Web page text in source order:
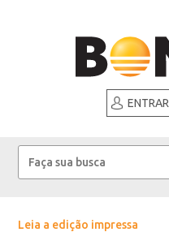
ENTRAR
Leia a edição impressa